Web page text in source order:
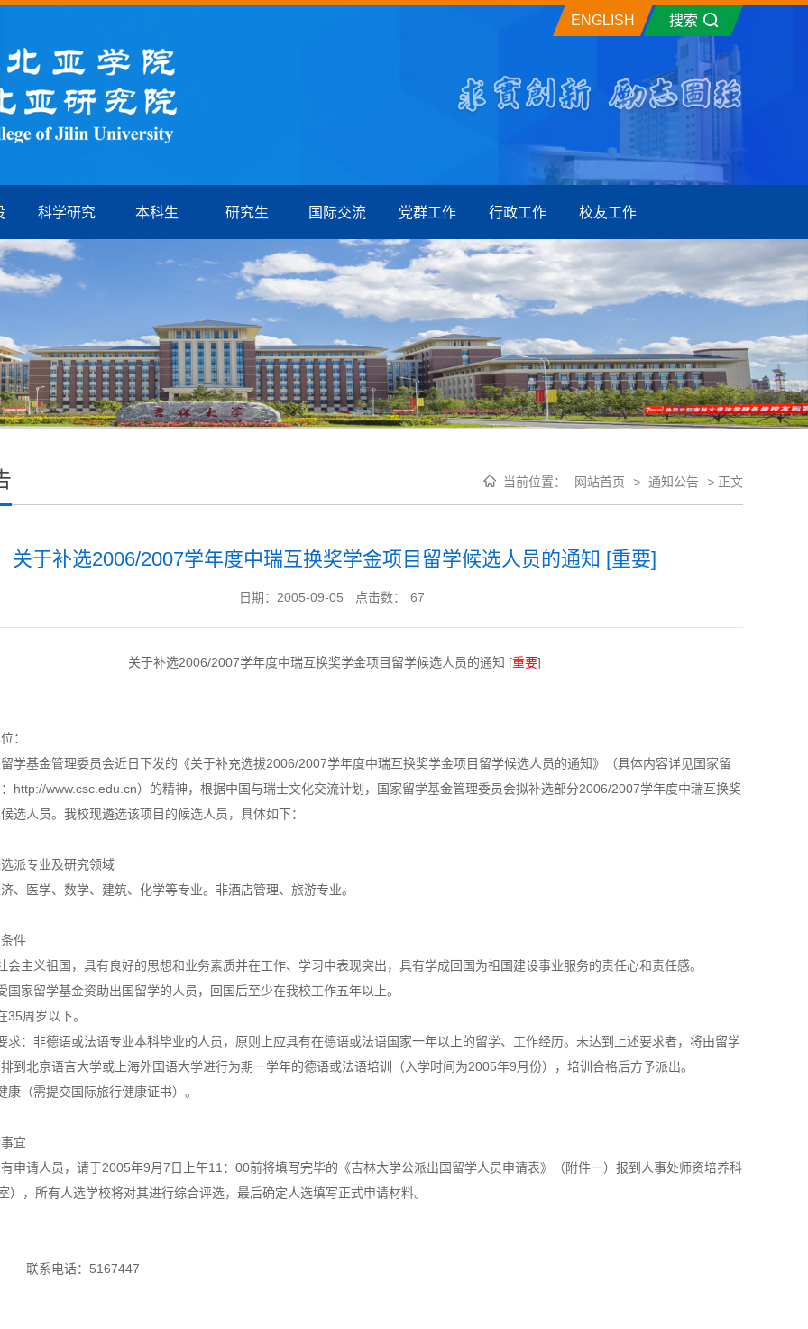
ENGLISH 搜索
科学研究 本科生 研究生 国际交流 党群工作 行政工作 校友工作
当前位置： 网站首页 > 通知公告 > 正文
关于补选2006/2007学年度中瑞互换奖学金项目留学候选人员的通知 [重要]
日期：2005-09-05 点击数： 67
关于补选2006/2007学年度中瑞互换奖学金项目留学候选人员的通知 [重要]
：
基金管理委员会近日下发的《关于补充选拔2006/2007学年度中瑞互换奖学金项目留学候选人员的通知》（具体内容详见国家留
http://www.csc.edu.cn）的精神，根据中国与瑞士文化交流计划，国家留学基金管理委员会拟补选部分2006/2007学年度中瑞互换奖
选人员。我校现遴选该项目的候选人员，具体如下：
专业及研究领域
医学、数学、建筑、化学等专业。非酒店管理、旅游专业。
件
义祖国，具有良好的思想和业务素质并在工作、学习中表现突出，具有学成回国为祖国建设事业服务的责任心和责任感。
家留学基金资助出国留学的人员，回国后至少在我校工作五年以上。
周岁以下。
：非德语或法语专业本科毕业的人员，原则上应具有在德语或法语国家一年以上的留学、工作经历。未达到上述要求者，将由留学
到北京语言大学或上海外国语大学进行为期一学年的德语或法语培训（入学时间为2005年9月份），培训合格后方予派出。
（需提交国际旅行健康证书）。
宜
请人员，请于2005年9月7日上午11：00前将填写完毕的《吉林大学公派出国留学人员申请表》（附件一）报到人事处师资培养科
），所有人选学校将对其进行综合评选，最后确定人选填写正式申请材料。
：5167447